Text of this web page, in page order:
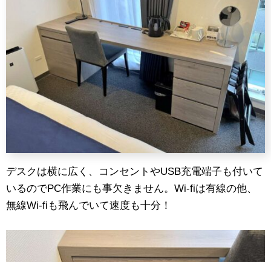
デスクは横に広く、コンセントやUSB充電端子も付いて
いるのでPC作業にも事欠きません。Wi-fiは有線の他、
無線Wi-fiも飛んでいて速度も十分！